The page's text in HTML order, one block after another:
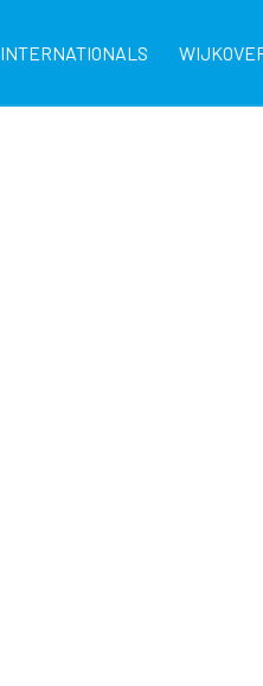
INTERNATIONALS